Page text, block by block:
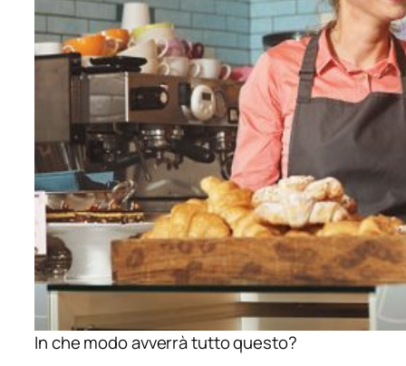
In che modo avverrà tutto questo?